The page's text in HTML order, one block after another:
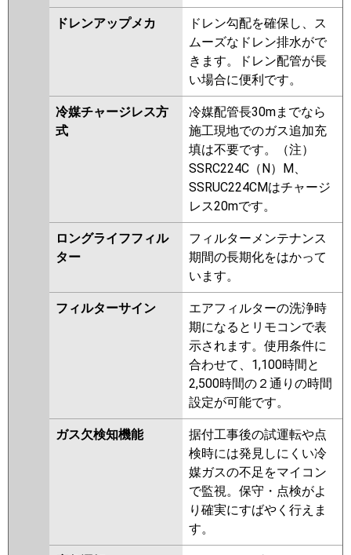
ドレンアップメカ
ドレン勾配を確保し、ス
ムーズなドレン排水がで
きます。ドレン配管が長
い場合に便利です。
冷媒チャージレス方
式
冷媒配管長30mまでなら
施工現地でのガス追加充
填は不要です。（注）
SSRC224C（N）M、
SSRUC224CMはチャージ
レス20mです。
ロングライフフィル
ター
フィルターメンテナンス
期間の長期化をはかって
います。
フィルターサイン
エアフィルターの洗浄時
期になるとリモコンで表
示されます。使用条件に
合わせて、1,100時間と
2,500時間の２通りの時間
設定が可能です。
ガス欠検知機能
据付工事後の試運転や点
検時には発見しにくい冷
媒ガスの不足をマイコン
で監視。保守・点検がよ
り確実にすばやく行えま
す。